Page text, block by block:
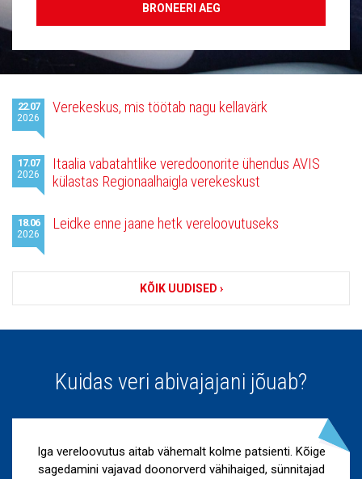
BRONEERI AEG
Viimased
uudised
22.07
2026
Verekeskus, mis töötab nagu kellavärk
17.07
2026
Itaalia vabatahtlike veredoonorite ühendus AVIS
külastas Regionaalhaigla verekeskust
18.06
2026
Leidke enne jaane hetk vereloovutuseks
KÕIK UUDISED ›
Kuidas veri abivajajani jõuab?
Iga vereloovutus aitab vähemalt kolme patsienti. Kõige
sagedamini vajavad doonorverd vähihaiged, sünnitajad